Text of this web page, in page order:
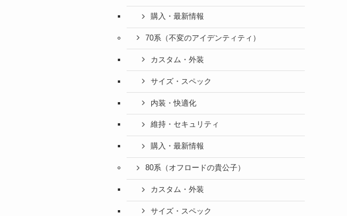
購入・最新情報
70系（不変のアイデンティティ）
カスタム・外装
サイズ・スペック
内装・快適化
維持・セキュリティ
購入・最新情報
80系（オフロードの貴公子）
カスタム・外装
サイズ・スペック